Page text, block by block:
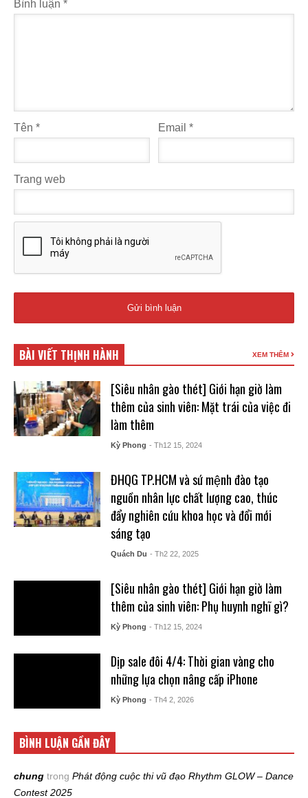
Bình luận *
Tên * Email*
Trang web
BÀI VIẾT THỊNH HÀNH XEM THÊM
[Siêu nhân gào thét] Giới hạn giờ làm
thêm của sinh viên: Mặt trái của việc đi
làm thêm
Kỳ Phong - Th12 15, 2024
ĐHQG TP.HCM và sứ mệnh đào tạo
nguồn nhân lực chất lượng cao, thúc
đẩy nghiên cứu khoa học và đổi mới
sáng tạo
Quách Du - Th2 22, 2025
[Siêu nhân gào thét] Giới hạn giờ làm
thêm của sinh viên: Phụ huynh nghĩ gì?
Kỳ Phong - Th12 15, 2024
Dịp sale đôi 4/4: Thời gian vàng cho
những lựa chọn nâng cấp iPhone
Kỳ Phong - Th4 2, 2026
BÌNH LUẬN GẦN ĐÂY
chung trong Phát động cuộc thi vũ đạo Rhythm GLOW – Dance
Contest 2025